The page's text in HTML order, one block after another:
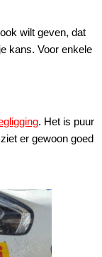
wilt geven, dat
kans. Voor enkele
. Het is puur
er gewoon goed